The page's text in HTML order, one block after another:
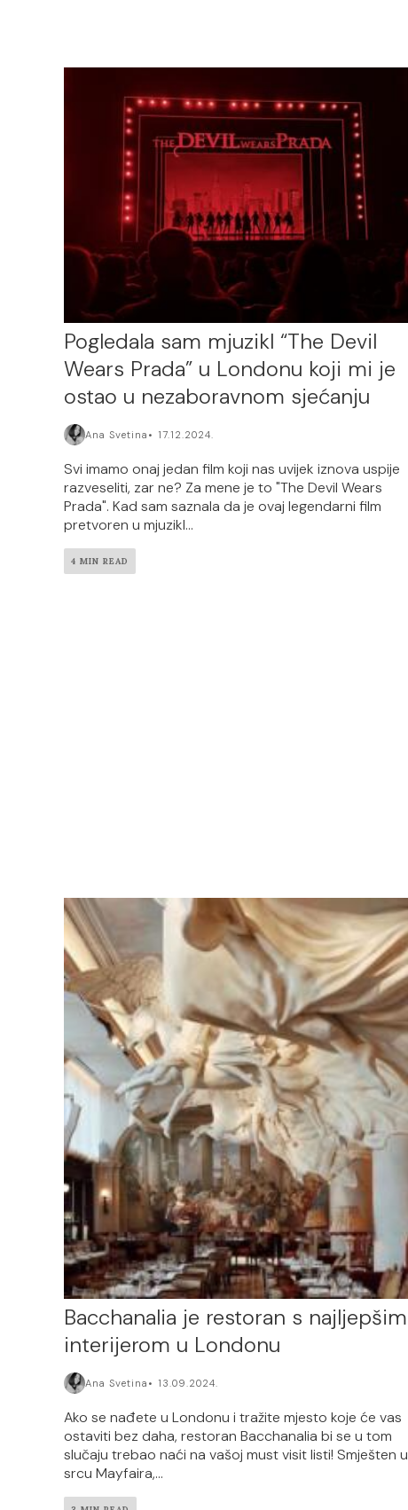
Pogledala sam mjuzikl “The Devil
Wears Prada” u Londonu koji mi je
ostao u nezaboravnom sjećanju
Ana Svetina 17.12.2024.
Svi imamo onaj jedan film koji nas uvijek iznova uspije
razveseliti, zar ne? Za mene je to "The Devil Wears
Prada". Kad sam saznala da je ovaj legendarni film
pretvoren u mjuzikl...
4 MIN READ
Bacchanalia je restoran s najljepšim
interijerom u Londonu
Ana Svetina 13.09.2024.
Ako se nađete u Londonu i tražite mjesto koje će vas
ostaviti bez daha, restoran Bacchanalia bi se u tom
slučaju trebao naći na vašoj must visit listi! Smješten u
srcu Mayfaira,...